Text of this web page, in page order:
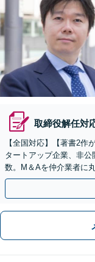
取締役解任対
【全国対応】【著書2作
タートアップ企業、非
数。M＆Aを仲介業者に
や契約書作成・交渉は